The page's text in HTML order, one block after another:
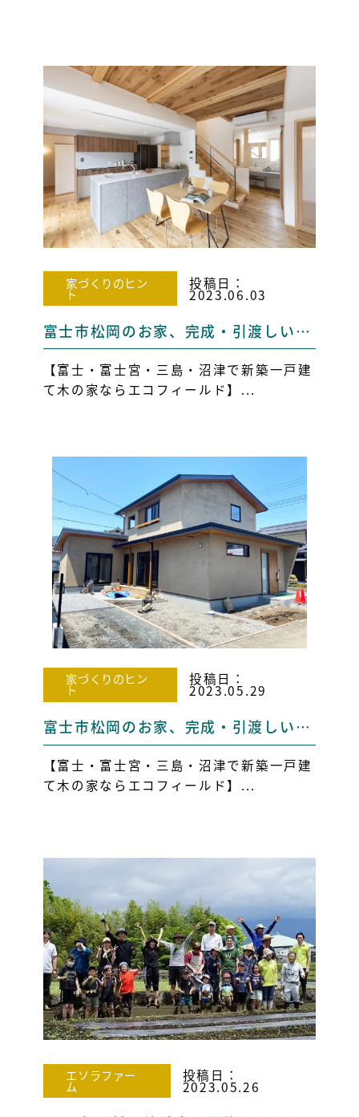
家づくりのヒン
ト
投稿日：
2023.06.03
富士市松岡のお家、完成・引渡しいたしました！ パート2！！ 【富士市・富士宮市・三島・長泉 新築戸建て・注文住宅】
【富士・富士宮・三島・沼津で新築一戸建
て木の家ならエコフィールド】...
家づくりのヒン
ト
投稿日：
2023.05.29
富士市松岡のお家、完成・引渡しいたしました！【富士市・富士宮市・三島・長泉 新築戸建て・注文住宅】
【富士・富士宮・三島・沼津で新築一戸建
て木の家ならエコフィールド】...
エソラファー
ム
投稿日：
2023.05.26